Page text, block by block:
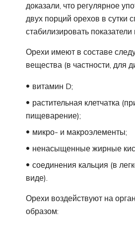
доказали, что регулярное
двух порций орехов в сутки
стабилизировать
Орехи имеют в составе
вещества (в частности, для
витамин D;
растительная клетчатка
пищеварение);
микро- и макроэлементы;
ненасыщенные жирные
соединения кальция (в
виде).
Орехи воздействуют на
образом: